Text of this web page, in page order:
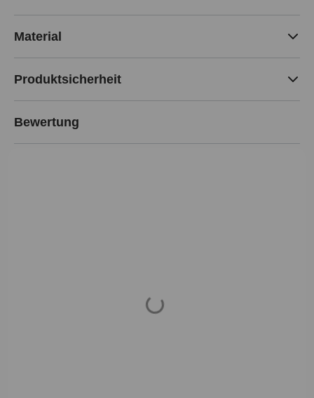
Material
Produktsicherheit
Bewertung
Loading...